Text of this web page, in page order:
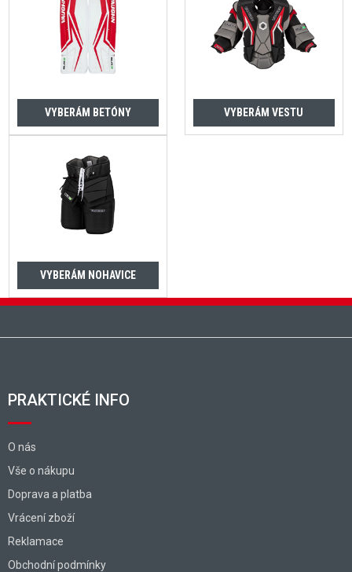
VYBERÁM BETÓNY VYBERÁM VESTU
VYBERÁM NOHAVICE
PRAKTICKÉ INFO
O nás
Vše o nákupu
Doprava a platba
Vrácení zboží
Reklamace
Obchodní podmínky